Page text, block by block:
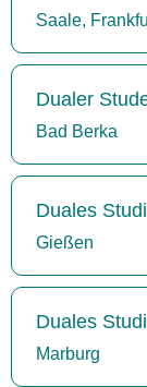
Saale,
Dualer
Bad Berka
Duales
Gießen
Duales
Marburg